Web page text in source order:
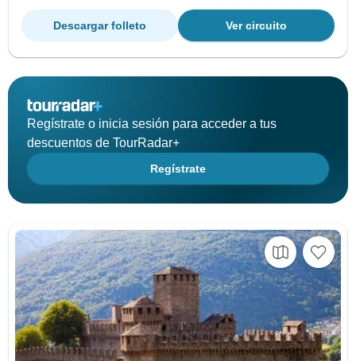
Ver circuito
Descargar folleto
Regístrate o inicia sesión para acceder a tus
descuentos de TourRadar+
Regístrate